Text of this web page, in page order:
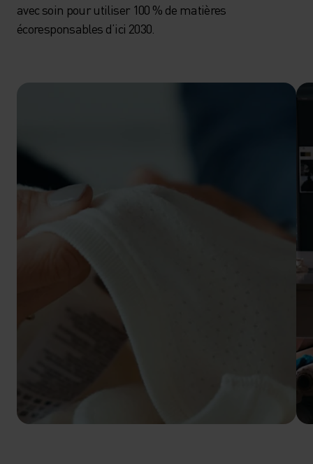
avec soin pour utiliser 100 % de matières
écoresponsables d’ici 2030.